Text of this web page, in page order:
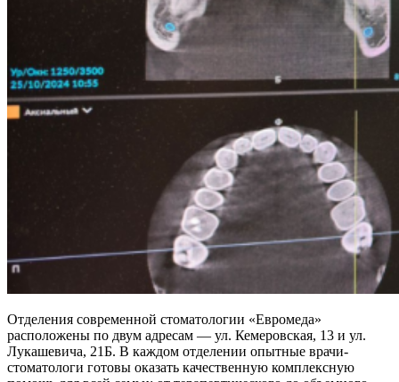
Отделения современной стоматологии «Евромеда»
расположены по двум адресам — ул. Кемеровская, 13 и ул.
Лукашевича, 21Б. В каждом отделении опытные врачи-
стоматологи готовы оказать качественную комплексную